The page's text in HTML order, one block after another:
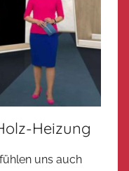
Heizung
uns auch